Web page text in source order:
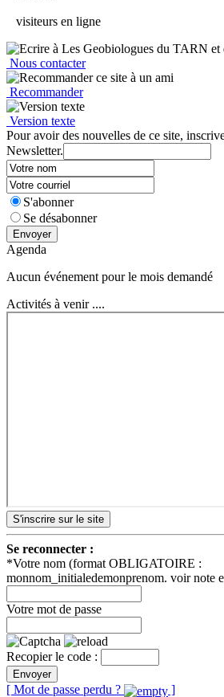
visiteurs en ligne
Nous contacter
Recommander
Version texte
Pour avoir des nouvelles de ce site,
Newsletter.
S'abonner
Se désabonner
Envoyer
Agenda
Aucun événement pour le mois demandé
Activités à venir ....
S'inscrire sur le site
Se reconnecter :
*Votre nom (format OBLIGATOIRE :
monnom_initialedemonprenom. voir note
Votre mot de passe
Recopier le code :
Envoyer
[ Mot de passe perdu ? ]